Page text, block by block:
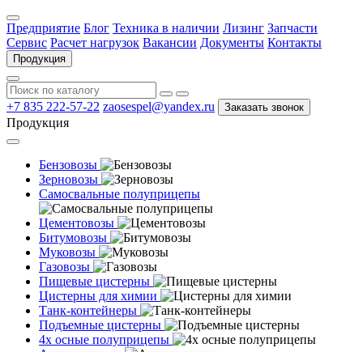
Предприятие Блог Техника в наличии Лизинг Запчасти
Сервис Расчет нагрузок Вакансии Документы Контакты
Продукция
+7 835 222-57-22 zaosespel@yandex.ru Заказать звонок
Продукция
Бензовозы
Зерновозы
Самосвальные полуприцепы
Цементовозы
Битумовозы
Муковозы
Газовозы
Пищевые цистерны
Цистерны для химии
Танк-контейнеры
Подъемные цистерны
4х осные полуприцепы